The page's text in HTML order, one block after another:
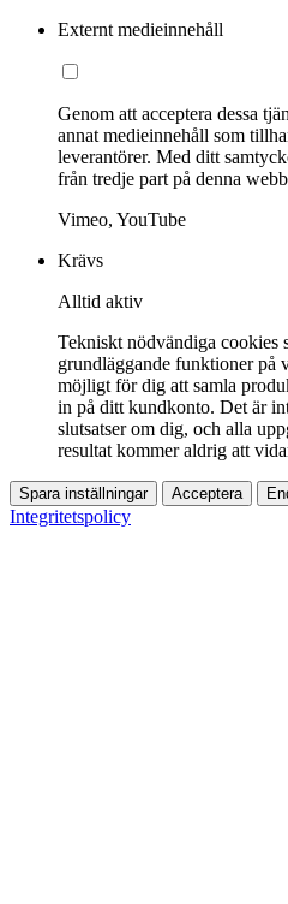
Externt medieinnehåll
Genom att acceptera dessa
annat medieinnehåll som
leverantörer. Med ditt
från tredje part på denna
Vimeo, YouTube
Krävs
Alltid aktiv
Tekniskt nödvändiga cookies
grundläggande funktioner på
möjligt för dig att samla
in på ditt kundkonto. Det är
slutsatser om dig, och alla
resultat kommer aldrig att
Spara inställningar Acceptera
Integritetspolicy